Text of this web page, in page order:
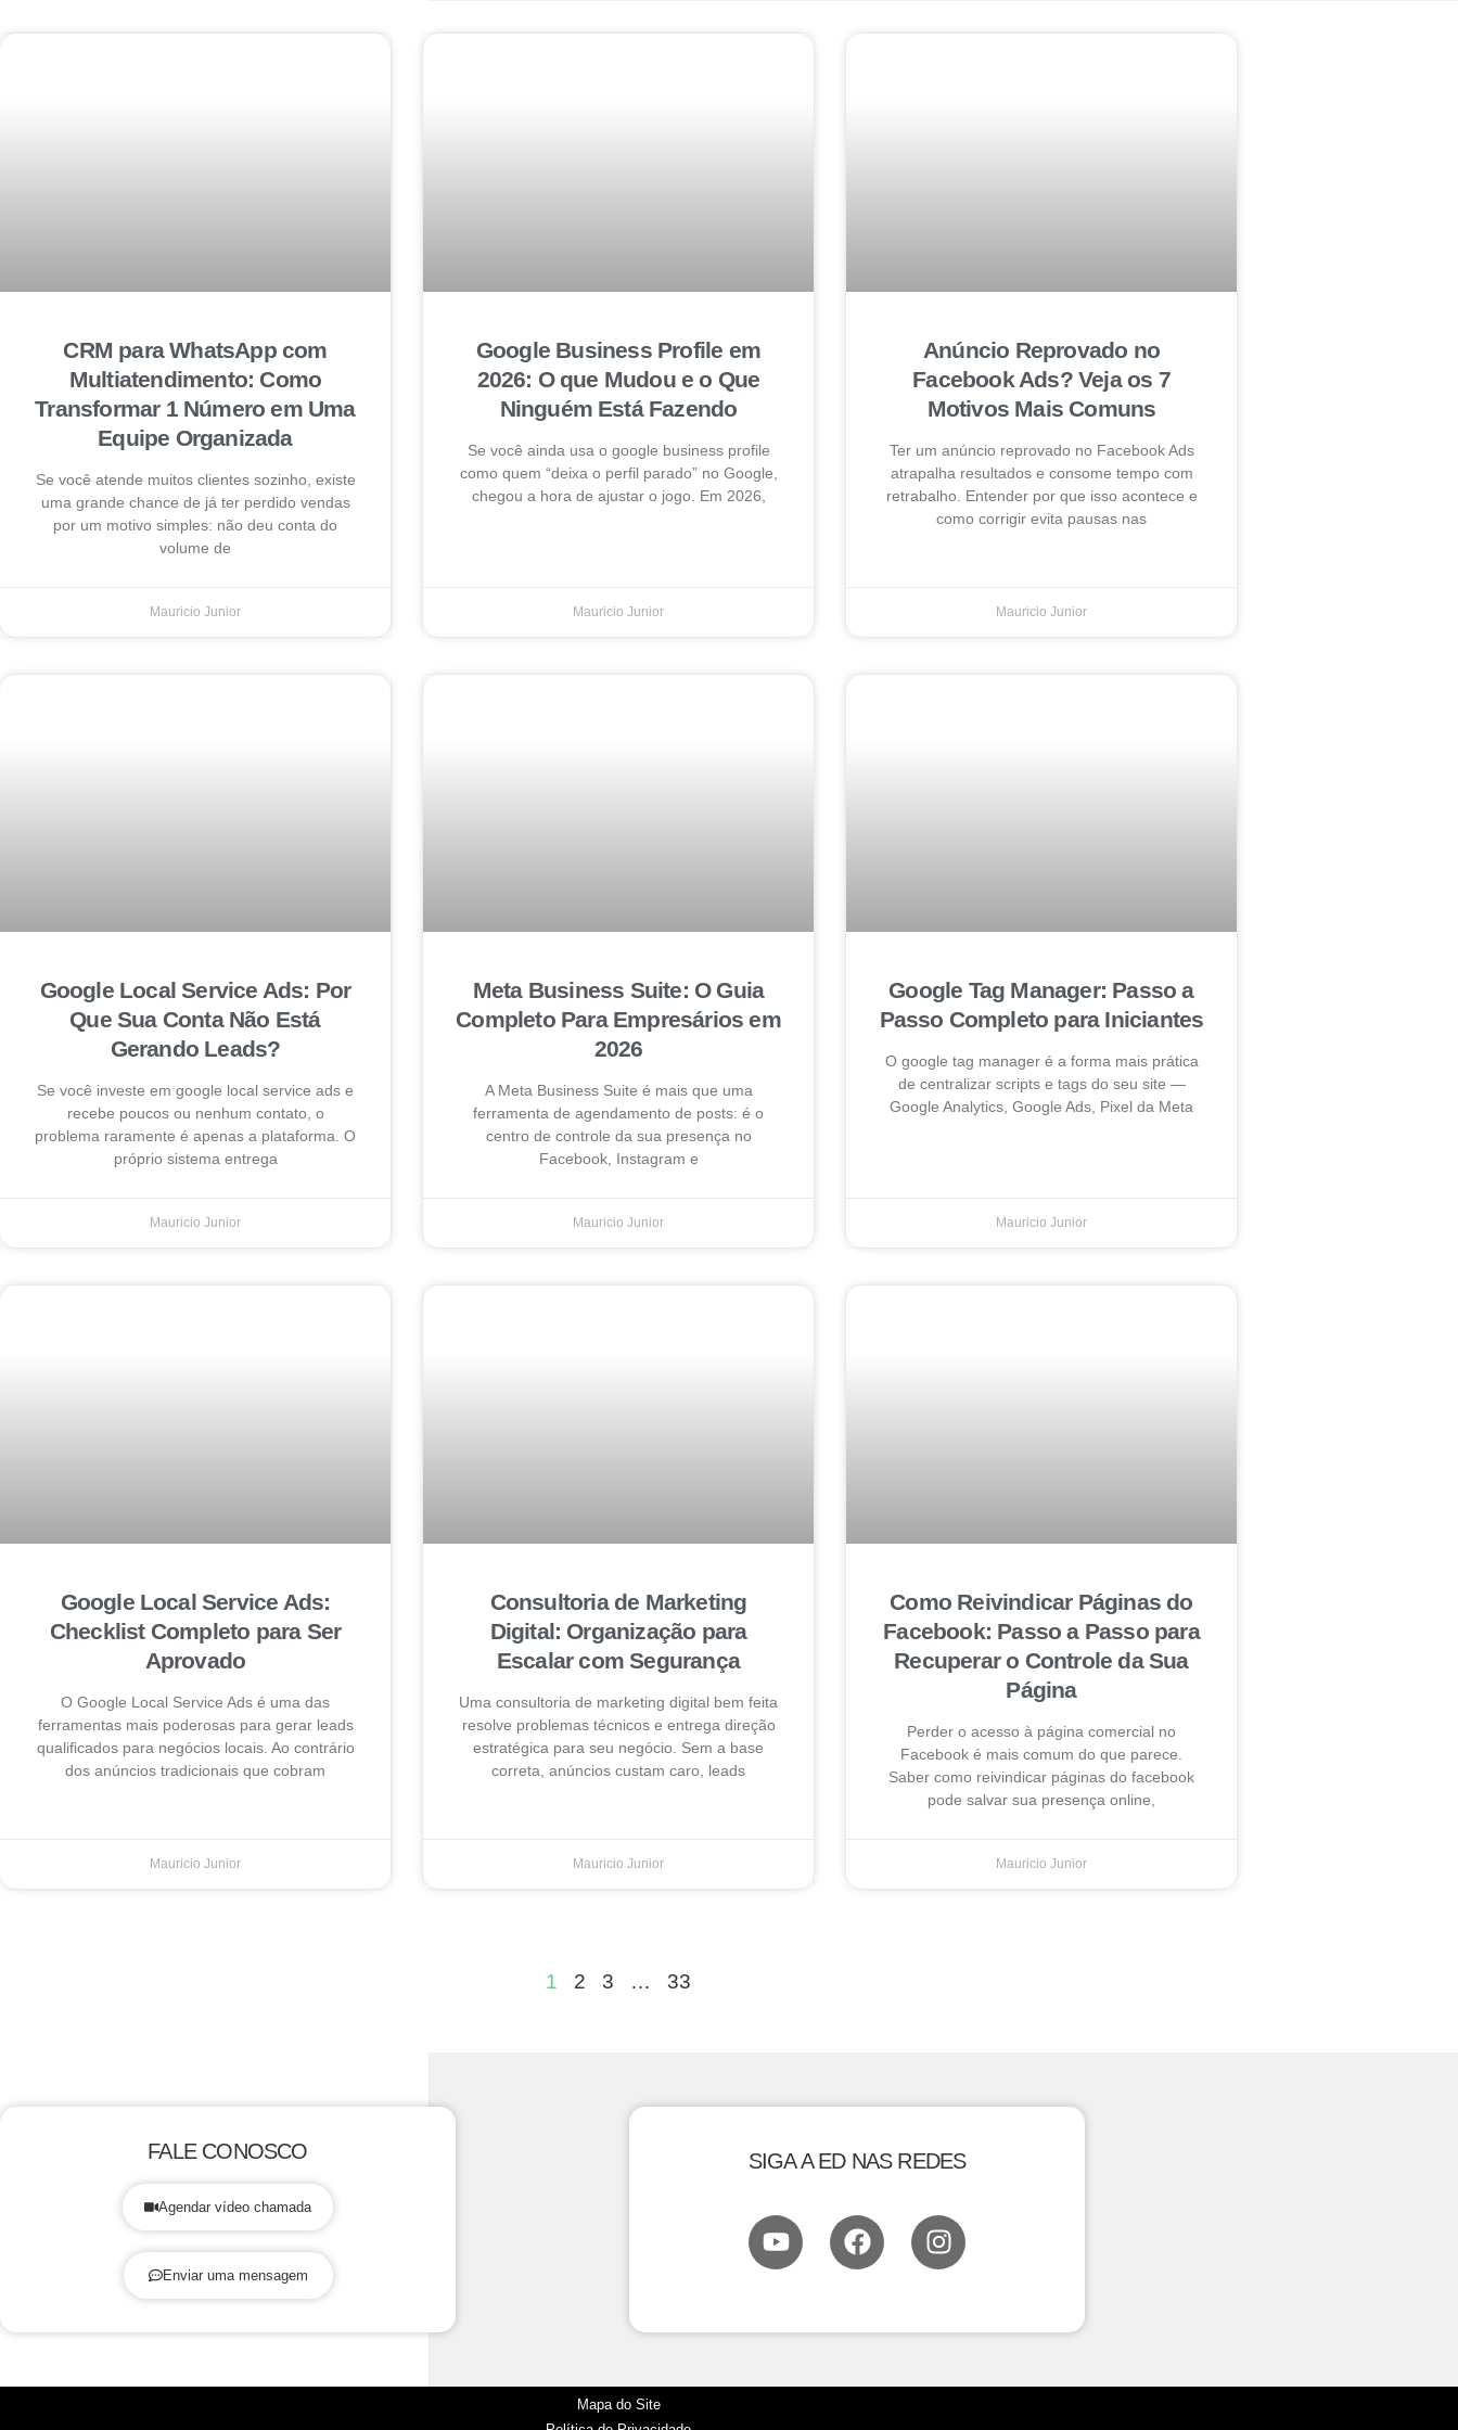
CRM para WhatsApp com
Multiatendimento: Como
Transformar 1 Número em Uma
Equipe Organizada
Se você atende muitos clientes sozinho, existe
uma grande chance de já ter perdido vendas
por um motivo simples: não deu conta do
volume de
Mauricio Junior
Google Business Profile em
2026: O que Mudou e o Que
Ninguém Está Fazendo
Se você ainda usa o google business profile
como quem “deixa o perfil parado” no Google,
chegou a hora de ajustar o jogo. Em 2026,
Mauricio Junior
Anúncio Reprovado no
Facebook Ads? Veja os 7
Motivos Mais Comuns
Ter um anúncio reprovado no Facebook Ads
atrapalha resultados e consome tempo com
retrabalho. Entender por que isso acontece e
como corrigir evita pausas nas
Mauricio Junior
Google Local Service Ads: Por
Que Sua Conta Não Está
Gerando Leads?
Se você investe em google local service ads e
recebe poucos ou nenhum contato, o
problema raramente é apenas a plataforma. O
próprio sistema entrega
Mauricio Junior
Meta Business Suite: O Guia
Completo Para Empresários em
2026
A Meta Business Suite é mais que uma
ferramenta de agendamento de posts: é o
centro de controle da sua presença no
Facebook, Instagram e
Mauricio Junior
Google Tag Manager: Passo a
Passo Completo para Iniciantes
O google tag manager é a forma mais prática
de centralizar scripts e tags do seu site —
Google Analytics, Google Ads, Pixel da Meta
Mauricio Junior
Google Local Service Ads:
Checklist Completo para Ser
Aprovado
O Google Local Service Ads é uma das
ferramentas mais poderosas para gerar leads
qualificados para negócios locais. Ao contrário
dos anúncios tradicionais que cobram
Mauricio Junior
Consultoria de Marketing
Digital: Organização para
Escalar com Segurança
Uma consultoria de marketing digital bem feita
resolve problemas técnicos e entrega direção
estratégica para seu negócio. Sem a base
correta, anúncios custam caro, leads
Mauricio Junior
Como Reivindicar Páginas do
Facebook: Passo a Passo para
Recuperar o Controle da Sua
Página
Perder o acesso à página comercial no
Facebook é mais comum do que parece.
Saber como reivindicar páginas do facebook
pode salvar sua presença online,
Mauricio Junior
1 2 3 … 33
FALE CONOSCO
Agendar vídeo chamada
Enviar uma mensagem
SIGA A ED NAS REDES
Mapa do Site